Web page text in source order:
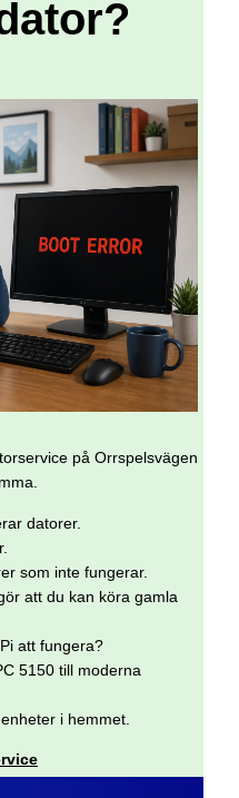
på Orrspelsvägen
datorer.
som inte fungerar.
att du kan köra gamla
att fungera?
5150 till moderna
i hemmet.